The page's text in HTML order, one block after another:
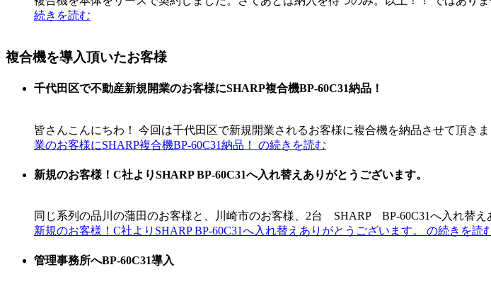
続きを読む
複合機を導入頂いたお客様
千代田区で不動産新規開業のお客様にSHARP複合機BP-60C31納品！
皆さんこんにちわ！ 今回は千代田区で新規開業されるお客様に複合機を納品させて頂きま
業のお客様にSHARP複合機BP-60C31納品！ の続きを読む
新規のお客様！C社よりSHARP BP-60C31へ入れ替えありがとうございます。
同じ系列の品川の蒲田のお客様と、川崎市のお客様、2台 SHARP BP-60C31へ入れ
新規のお客様！C社よりSHARP BP-60C31へ入れ替えありがとうございます。 の続きを読
管理事務所へBP-60C31導入